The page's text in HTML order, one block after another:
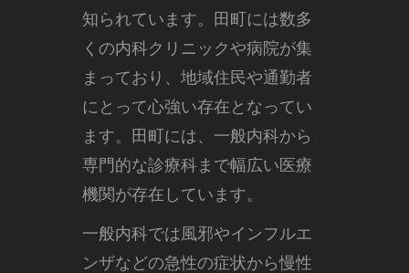
知られています。田町には数多
くの内科クリニックや病院が集
まっており、地域住民や通勤者
にとって心強い存在となってい
ます。田町には、一般内科から
専門的な診療科まで幅広い医療
機関が存在しています。
一般内科では風邪やインフルエ
ンザなどの急性の症状から慢性